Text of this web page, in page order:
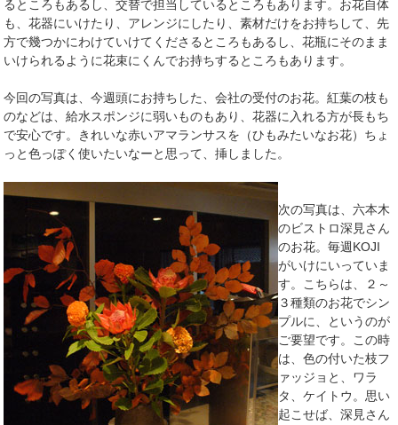
るところもあるし、交替で担当しているところもあります。お花自体
も、花器にいけたり、アレンジにしたり、素材だけをお持ちして、先
方で幾つかにわけていけてくださるところもあるし、花瓶にそのまま
いけられるように花束にくんでお持ちするところもあります。
今回の写真は、今週頭にお持ちした、会社の受付のお花。紅葉の枝も
のなどは、給水スポンジに弱いものもあり、花器に入れる方が長もち
で安心です。きれいな赤いアマランサスを（ひもみたいなお花）ちょ
っと色っぽく使いたいなーと思って、挿しました。
次の写真は、六本木
のビストロ深見さん
のお花。毎週KOJI
がいけにいっていま
す。こちらは、２～
３種類のお花でシン
プルに、というのが
ご要望です。この時
は、色の付いた枝フ
ァッジョと、ワラ
タ、ケイトウ。思い
起こせば、深見さん